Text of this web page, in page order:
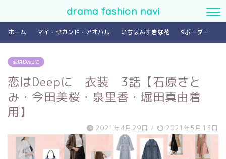
drama fashion navi
ホーム マイ・セカンド・アオハル いちばんすきな花 9ボーダー
恋はDeepに
恋はDeepに 衣装 3話【石原さと
み・今田美桜・泉里香・堀田真由着
用】
2021年4月29日 / 2021年5月13日